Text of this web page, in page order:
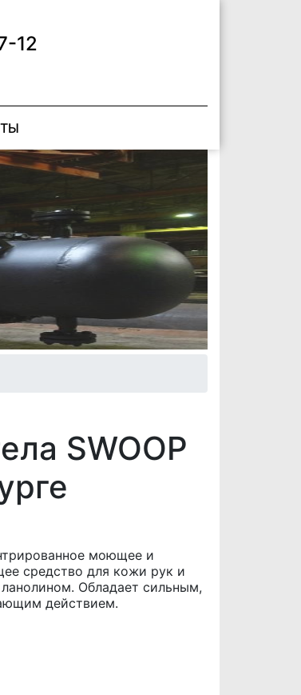
12
SWOOP
моющее и
средство для кожи рук и
Обладает сильным,
действием.